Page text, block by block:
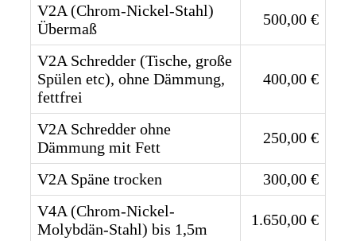
V2A (Chrom-Nickel-Stahl)
Übermaß
500,00 €
V2A Schredder (Tische, große
Spülen etc), ohne Dämmung,
fettfrei
400,00 €
V2A Schredder ohne
Dämmung mit Fett
250,00 €
V2A Späne trocken
300,00 €
V4A (Chrom-Nickel-
Molybdän-Stahl) bis 1,5m
1.650,00 €